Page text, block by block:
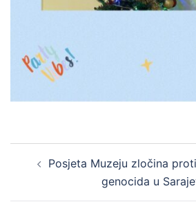
navigation
Posjeta Muzeju zločina
genocida u